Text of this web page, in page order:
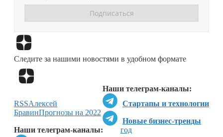
Следите за нашими новостями в удобном формате
Наши телеграм-каналы:
Стартапы и технологии
Новые бизнес-тренды
Наши телеграм-каналы:
RSSАлексей
БравинПрогнозы на 2022
год